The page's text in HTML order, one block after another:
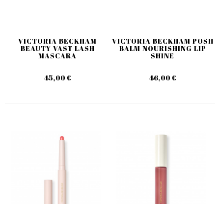
VICTORIA BECKHAM
BEAUTY VAST LASH
MASCARA
45,00 €
VICTORIA BECKHAM POSH
BALM NOURISHING LIP
SHINE
46,00 €